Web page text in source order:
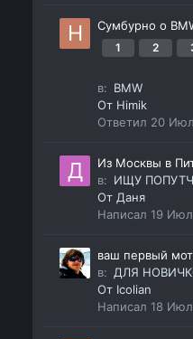
Сумбурно о
1 2
в: BMW
От Himik
Ответил 20
Из Москвы в
в: ИЩУ
ОтДаня
Написал19
ваш первый
в: ДЛЯ
От Icolian
Написал18